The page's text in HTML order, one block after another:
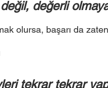
değil, değerli olmaya
olursa, başarı da
tekrar tekrar